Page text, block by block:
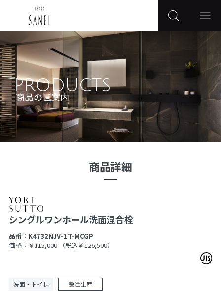
PRODUCTS
商品のご案内
商品詳細
シングルワンホール洗面混合栓
品番： K4732NJV-1T-MCGP
価格：￥115,000
（税込￥126,500）
洗面・トイレ 受注生産